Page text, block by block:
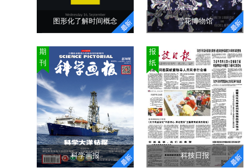
生电动势，若将此导体
闭合成一回路，则该电
动势会驱使电子流动，
流）迈克尔·法拉第是一
般被认定为于1831年发
现了电磁感应的人，虽
然Francesco Zantedeschi
在1829年的工作可能对
此有所预见。
"
给太空爱好者哦。
"
图形化了解时间概念
图形化了解时间概念
这个网站可以帮助我们
了解我们所处在历史长
流中的位置，通过一下
下的点击，真切的感受
到人的这一生转瞬即逝
"
雪花博物馆
雪花博物馆
通过这个网站可以让大
家了解雪花最真实的形
态。
虽然我们都知道雪花是
六角形的，但大多数朋
友都没有真正看到过雪
花的样子！
"
期
刊
科学画报
报
纸
科技日报